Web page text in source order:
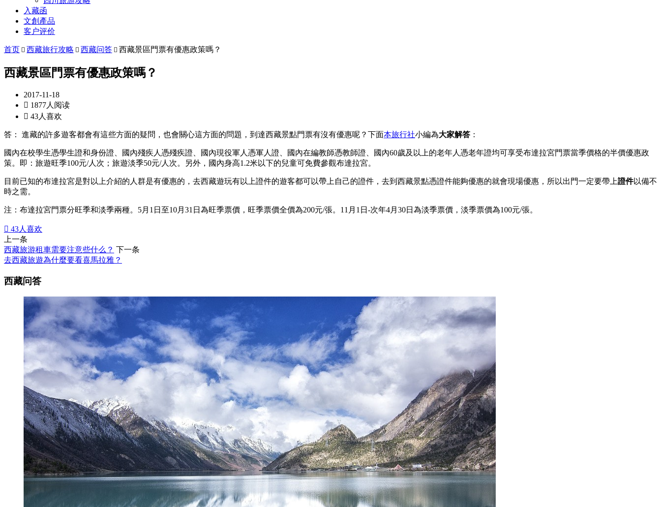
入藏函
文創產品
客户评价
首页  西藏旅行攻略  西藏问答  西藏景區門票有優惠政策嗎？
西藏景區門票有優惠政策嗎？
2017-11-18
 1877人阅读
 43人喜欢
答： 進藏的許多遊客都會有這些方面的疑問，也會關心這方面的問題，到達西藏景點門票有沒有優惠呢？下面本旅行社小編為大家解答 ：
國內在校學生憑學生證和身份證、國內殘疾人憑殘疾證、國內現役軍人憑軍人證、國內在編教師憑教師證、國內60歲及以上的老年人憑老年證均可享受布達拉宮門票當季價格的半價優惠政
策。即：旅遊旺季100元/人次；旅遊淡季50元/人次。另外，國內身高1.2米以下的兒童可免費參觀布達拉宮。
目前已知的布達拉宮是對以上介紹的人群是有優惠的，去西藏遊玩有以上證件的遊客都可以帶上自己的證件，去到西藏景點憑證件能夠優惠的就會現場優惠，所以出門一定要帶上證件以備不
時之需。
注：布達拉宮門票分旺季和淡季兩種。5月1日至10月31日為旺季票價，旺季票價全價為200元/張。11月1日-次年4月30日為淡季票價，淡季票價為100元/張。
 43人喜欢
上一条
西藏旅游租車需要注意些什么？ 下一条
去西藏旅遊為什麼要看喜馬拉雅？
西藏问答